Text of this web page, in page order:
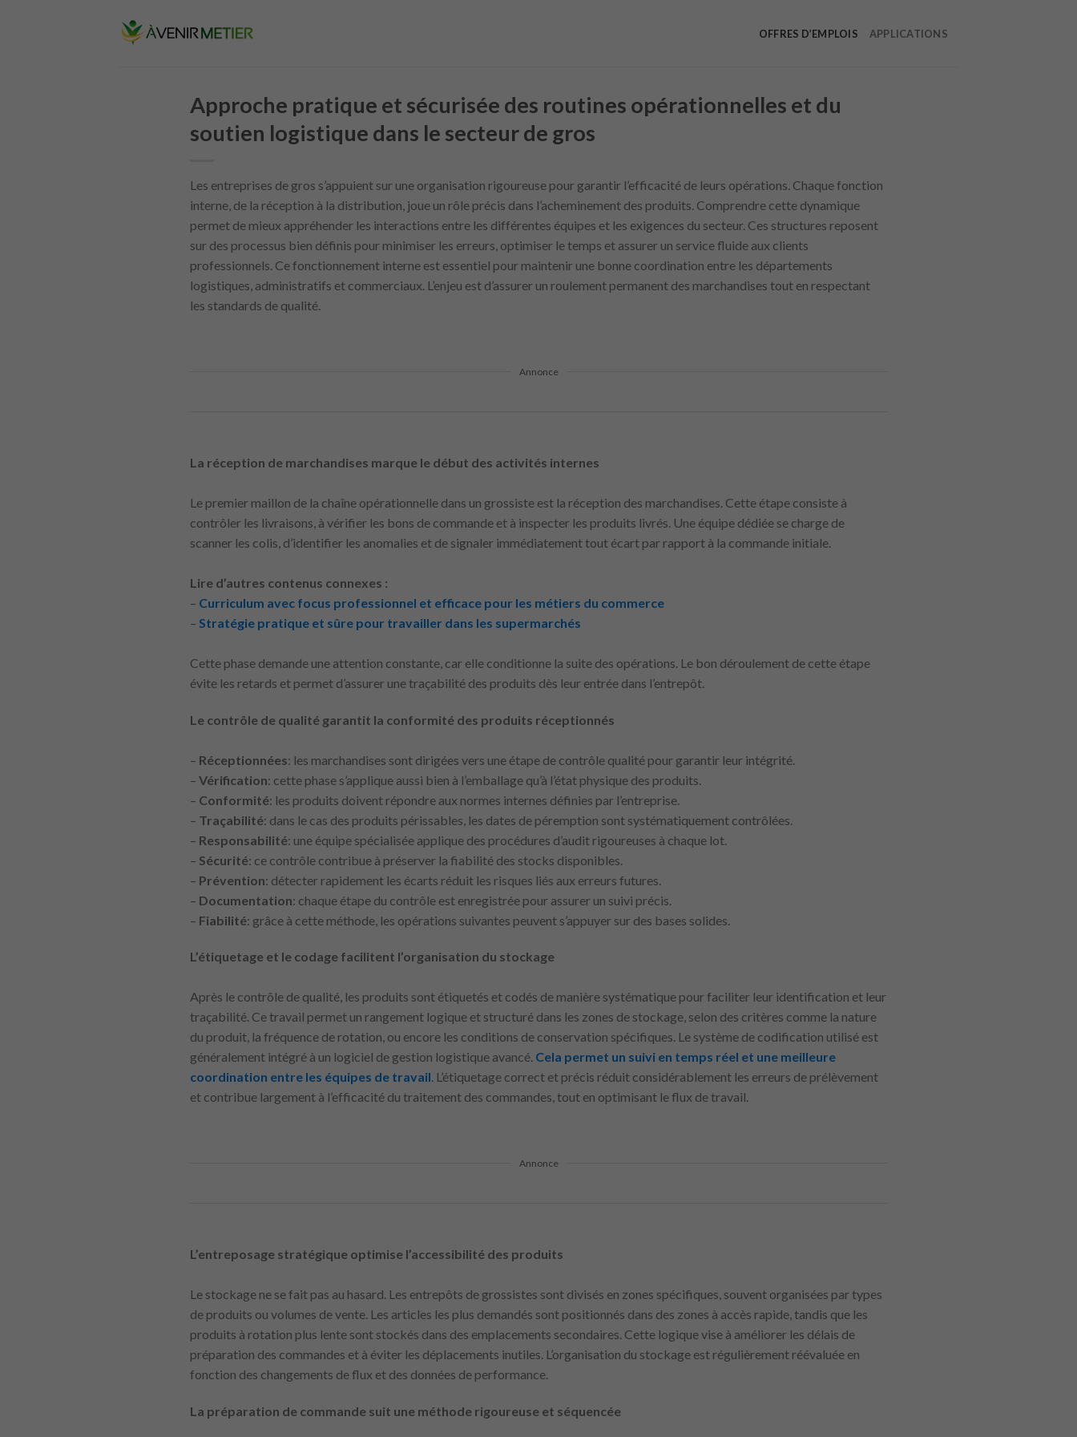
OFFRES D’EMPLOIS APPLICATIONS
Approche pratique et sécurisée des routines opérationnelles et du
soutien logistique dans le secteur de gros
Les entreprises de gros s’appuient sur une organisation rigoureuse pour garantir l’efficacité de leurs opérations. Chaque fonction
interne, de la réception à la distribution, joue un rôle précis dans l’acheminement des produits. Comprendre cette dynamique
permet de mieux appréhender les interactions entre les différentes équipes et les exigences du secteur. Ces structures reposent
sur des processus bien définis pour minimiser les erreurs, optimiser le temps et assurer un service fluide aux clients
professionnels. Ce fonctionnement interne est essentiel pour maintenir une bonne coordination entre les départements
logistiques, administratifs et commerciaux. L’enjeu est d’assurer un roulement permanent des marchandises tout en respectant
les standards de qualité.
Annonce
La réception de marchandises marque le début des activités internes
Le premier maillon de la chaîne opérationnelle dans un grossiste est la réception des marchandises. Cette étape consiste à
contrôler les livraisons, à vérifier les bons de commande et à inspecter les produits livrés. Une équipe dédiée se charge de
scanner les colis, d’identifier les anomalies et de signaler immédiatement tout écart par rapport à la commande initiale.
Lire d’autres contenus connexes :
– Curriculum avec focus professionnel et efficace pour les métiers du commerce
– Stratégie pratique et sûre pour travailler dans les supermarchés
Cette phase demande une attention constante, car elle conditionne la suite des opérations. Le bon déroulement de cette étape
évite les retards et permet d’assurer une traçabilité des produits dès leur entrée dans l’entrepôt.
Le contrôle de qualité garantit la conformité des produits réceptionnés
– Réceptionnées: les marchandises sont dirigées vers une étape de contrôle qualité pour garantir leur intégrité.
– Vérification: cette phase s’applique aussi bien à l’emballage qu’à l’état physique des produits.
– Conformité: les produits doivent répondre aux normes internes définies par l’entreprise.
– Traçabilité: dans le cas des produits périssables, les dates de péremption sont systématiquement contrôlées.
– Responsabilité: une équipe spécialisée applique des procédures d’audit rigoureuses à chaque lot.
– Sécurité: ce contrôle contribue à préserver la fiabilité des stocks disponibles.
– Prévention: détecter rapidement les écarts réduit les risques liés aux erreurs futures.
– Documentation: chaque étape du contrôle est enregistrée pour assurer un suivi précis.
– Fiabilité: grâce à cette méthode, les opérations suivantes peuvent s’appuyer sur des bases solides.
L’étiquetage et le codage facilitent l’organisation du stockage
Après le contrôle de qualité, les produits sont étiquetés et codés de manière systématique pour faciliter leur identification et leur
traçabilité. Ce travail permet un rangement logique et structuré dans les zones de stockage, selon des critères comme la nature
du produit, la fréquence de rotation, ou encore les conditions de conservation spécifiques. Le système de codification utilisé est
généralement intégré à un logiciel de gestion logistique avancé. Cela permet un suivi en temps réel et une meilleure
coordination entre les équipes de travail. L’étiquetage correct et précis réduit considérablement les erreurs de prélèvement
et contribue largement à l’efficacité du traitement des commandes, tout en optimisant le flux de travail.
Annonce
L’entreposage stratégique optimise l’accessibilité des produits
Le stockage ne se fait pas au hasard. Les entrepôts de grossistes sont divisés en zones spécifiques, souvent organisées par types
de produits ou volumes de vente. Les articles les plus demandés sont positionnés dans des zones à accès rapide, tandis que les
produits à rotation plus lente sont stockés dans des emplacements secondaires. Cette logique vise à améliorer les délais de
préparation des commandes et à éviter les déplacements inutiles. L’organisation du stockage est régulièrement réévaluée en
fonction des changements de flux et des données de performance.
La préparation de commande suit une méthode rigoureuse et séquencée